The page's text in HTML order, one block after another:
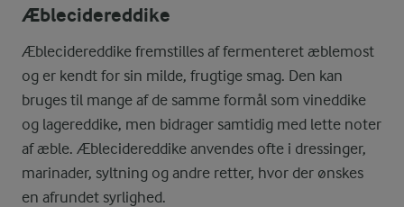
Æblecidereddike
Æblecidereddike fremstilles af fermenteret æblemost
og er kendt for sin milde, frugtige smag. Den kan
bruges til mange af de samme formål som vineddike
og lagereddike, men bidrager samtidig med lette noter
af æble. Æblecidereddike anvendes ofte i dressinger,
marinader, syltning og andre retter, hvor der ønskes
en afrundet syrlighed.